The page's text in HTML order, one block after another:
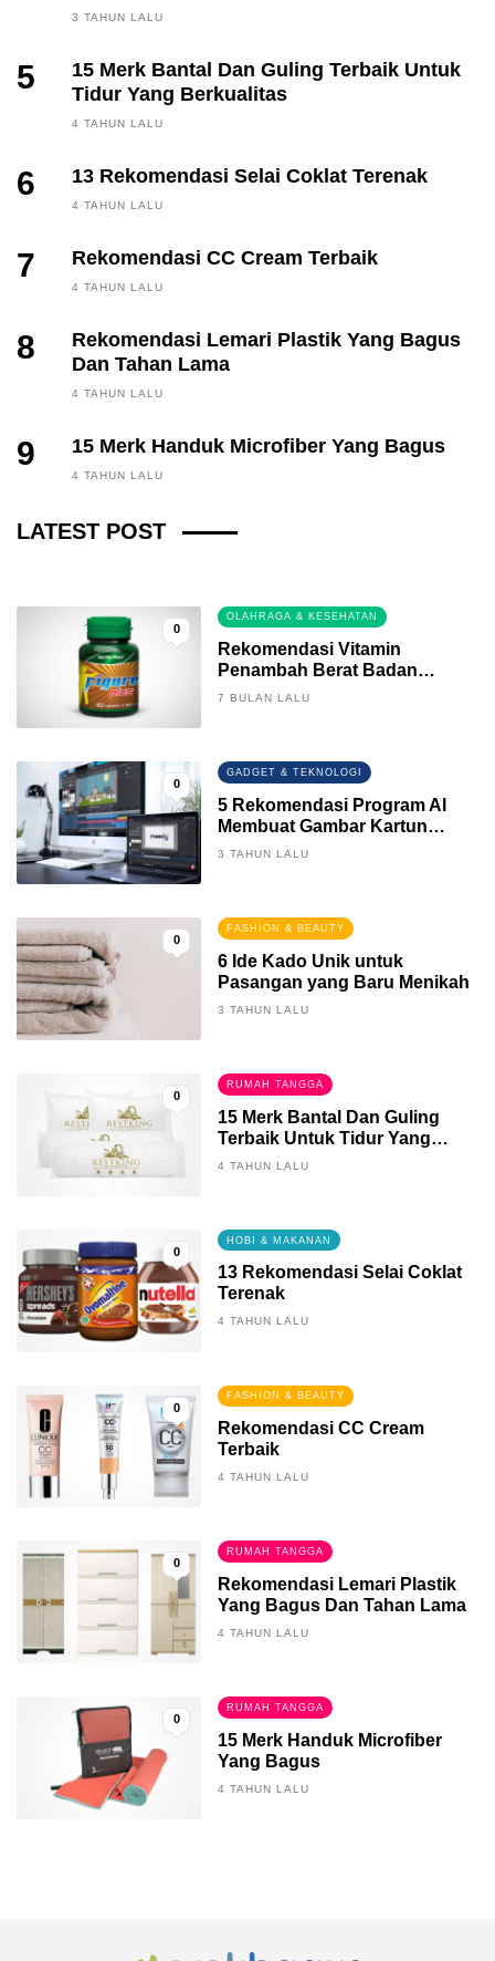
3 TAHUN LALU
5
15 Merk Bantal Dan Guling Terbaik Untuk
Tidur Yang Berkualitas
4 TAHUN LALU
6 13 Rekomendasi Selai Coklat Terenak
4 TAHUN LALU
7 Rekomendasi CC Cream Terbaik
4 TAHUN LALU
8
Rekomendasi Lemari Plastik Yang Bagus
Dan Tahan Lama
4 TAHUN LALU
9 15 Merk Handuk Microfiber Yang Bagus
4 TAHUN LALU
LATEST POST
FINANCE, INVESTING
3 BULAN LALU
0
OLAHRAGA & KESEHATAN
Rekomendasi Vitamin
Penambah Berat Badan
Terbaik
7 BULAN LALU
0
GADGET & TEKNOLOGI
5 Rekomendasi Program AI
Membuat Gambar Kartun
Keren
3 TAHUN LALU
0
FASHION & BEAUTY
6 Ide Kado Unik untuk
Pasangan yang Baru Menikah
3 TAHUN LALU
0
RUMAH TANGGA
15 Merk Bantal Dan Guling
Terbaik Untuk Tidur Yang
Berkualitas
4 TAHUN LALU
0
HOBI & MAKANAN
13 Rekomendasi Selai Coklat
Terenak
4 TAHUN LALU
0
FASHION & BEAUTY
Rekomendasi CC Cream
Terbaik
4 TAHUN LALU
0
RUMAH TANGGA
Rekomendasi Lemari Plastik
Yang Bagus Dan Tahan Lama
4 TAHUN LALU
0
RUMAH TANGGA
15 Merk Handuk Microfiber
Yang Bagus
4 TAHUN LALU